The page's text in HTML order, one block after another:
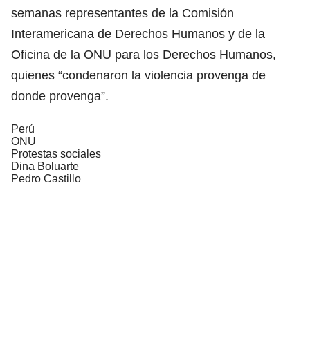
semanas representantes de la Comisión
Interamericana de Derechos Humanos y de la
Oficina de la ONU para los Derechos Humanos,
quienes “condenaron la violencia provenga de
donde provenga”.
Perú
ONU
Protestas sociales
Dina Boluarte
Pedro Castillo